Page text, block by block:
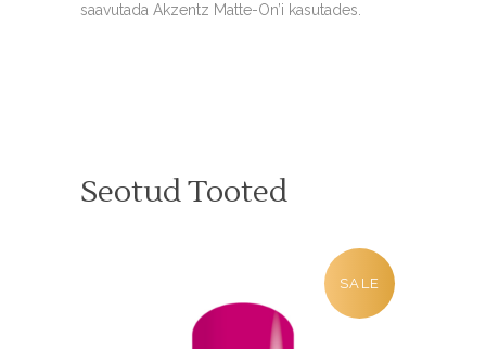
saavutada Akzentz Matte-On’i kasutades.
Seotud Tooted
SALE